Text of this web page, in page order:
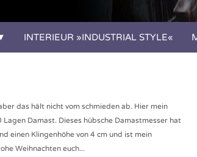
INTERIEUR »INDUSTRIAL STYLE«
das hält nicht vom schmieden ab. Hier mein
Lagen Damast. Dieses hübsche Damastmesser hat
einen Klingenhöhe von 4 cm und ist mein
Weihnachten euch...